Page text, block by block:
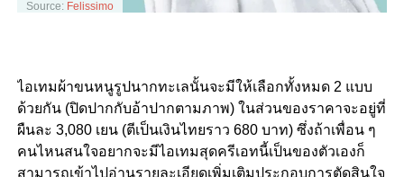
Source: Felissimo
ไอเทมผ้าขนหนูรูปนากทะเลนั้นจะมีให้เลือกทั้งหมด 2 แบบ
ด้วยกัน (ปิดปากกับอ้าปากตามภาพ) ในส่วนของราคาจะอยู่ที่
ผืนละ 3,080 เยน (ตีเป็นเงินไทยราว 680 บาท) ซึ่งถ้าเพื่อน ๆ
คนไหนสนใจอยากจะมีไอเทมสุดครีเอทนี้เป็นของตัวเองก็
สามารถเข้าไปอ่านรายละเอียดเพิ่มเติมประกอบการตัดสินใจ